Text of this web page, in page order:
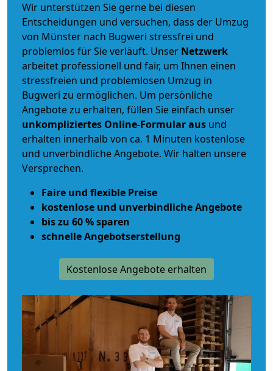
Wir unterstützen Sie gerne bei diesen
Entscheidungen und versuchen, dass der Umzug
von Münster nach Bugweri stressfrei und
problemlos für Sie verläuft. Unser Netzwerk
arbeitet professionell und fair, um Ihnen einen
stressfreien und problemlosen Umzug in
Bugweri zu ermöglichen. Um persönliche
Angebote zu erhalten, füllen Sie einfach unser
unkompliziertes Online-Formular aus und
erhalten innerhalb von ca. 1 Minuten kostenlose
und unverbindliche Angebote. Wir halten unsere
Versprechen.
Faire und flexible Preise
kostenlose und unverbindliche Angebote
bis zu 60 % sparen
schnelle Angebotserstellung
Kostenlose Angebote erhalten